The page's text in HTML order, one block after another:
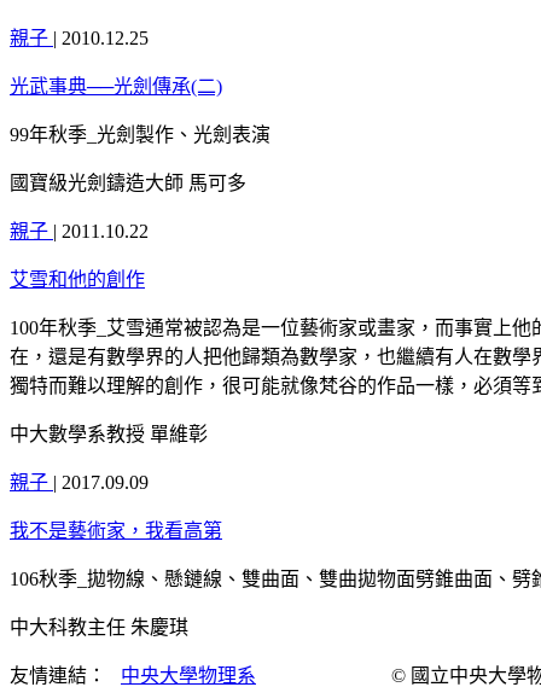
親子 | 2010.12.25
光武事典──光劍傳承(二)
99年秋季_光劍製作、光劍表演
國寶級光劍鑄造大師 馬可多
親子 | 2011.10.22
艾雪和他的創作
100年秋季_艾雪通常被認為是一位藝術家或畫家，而事實上
在，還是有數學界的人把他歸類為數學家，也繼續有人在數
獨特而難以理解的創作，很可能就像梵谷的作品一樣，必須等
中大數學系教授 單維彰
親子 | 2017.09.09
我不是藝術家，我看高第
106秋季_拋物線、懸鏈線、雙曲面、雙曲拋物面劈錐曲面、
中大科教主任 朱慶琪
友情連結： 中央大學物理系 © 國立中央大學物理演示